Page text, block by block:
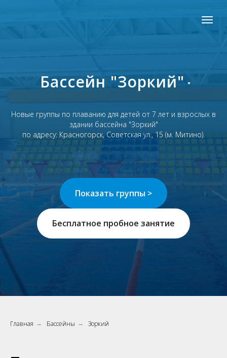
Бассейн"Зоркий"
Новые группы по плаванию для детей от 7 лет и взрослых в
здании бассейна "Зоркий"
по адресу: Красногорск, Советская ул., 15 (м. Митино).
Показать группы >
Бесплатное пробное занятие
Главная → Бассейны → Зоркий